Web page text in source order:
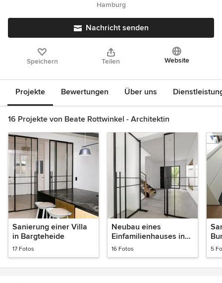
Hamburg
Nachricht senden
Speichern Teilen Website
Projekte Bewertungen Über uns
16 Projekte von Beate Rottwinkel - Architektin
Sanierung einer Villa
in Bargteheide
17 Fotos
Neubau eines
Einfamilienhauses in
Niendorf, Hamburg
16 Fotos 5